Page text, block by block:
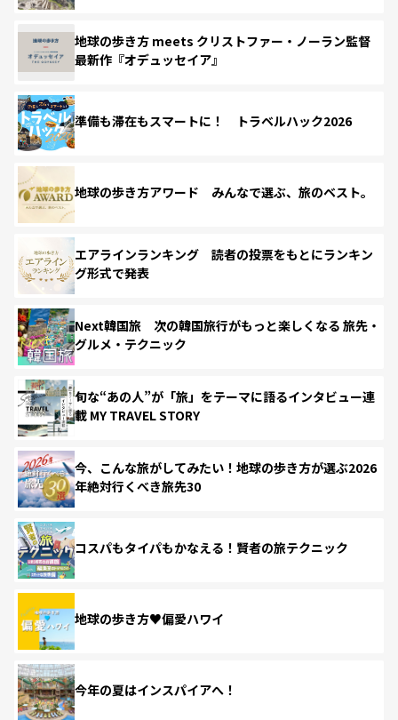
地球の歩き方 meets クリストファー・ノーラン監督
最新作『オデュッセイア』
準備も滞在もスマートに！ トラベルハック2026
地球の歩き方アワード みんなで選ぶ、旅のベスト。
エアラインランキング 読者の投票をもとにランキン
グ形式で発表
Next韓国旅 次の韓国旅行がもっと楽しくなる 旅先・
グルメ・テクニック
旬な“あの人”が「旅」をテーマに語るインタビュー連
載 MY TRAVEL STORY
今、こんな旅がしてみたい！地球の歩き方が選ぶ2026
年絶対行くべき旅先30
コスパもタイパもかなえる！賢者の旅テクニック
地球の歩き方♥偏愛ハワイ
今年の夏はインスパイアへ！